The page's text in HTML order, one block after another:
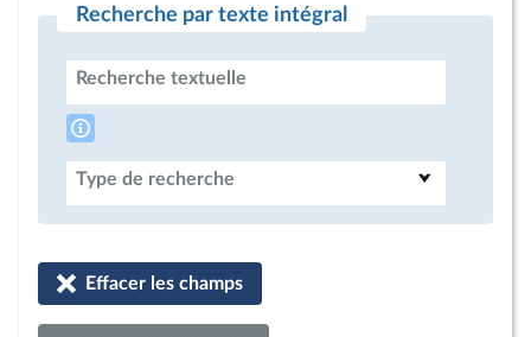
Recherche par texte intégral
Recherche textuelle
Type de recherche
Effacer les champs